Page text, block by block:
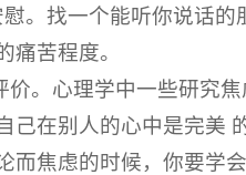
。找一个能听你说话
痛苦程度。
价。心理学中一些研究
己在别人的心中是完美
而焦虑的时候，你要学